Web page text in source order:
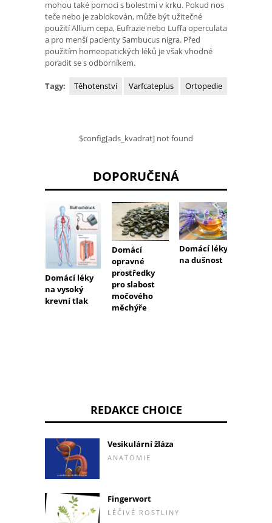
mohou také pomoci s bolestmi v krku. Pokud nos
teče nebo je zablokován, může být užitečné
použití Allium cepa, Eufrazie nebo Luffa operculata
a pro menší pacienty Sambucus nigra. Před
použitím homeopatických léků je však vhodné
poradit se s odborníkem.
Tagy: Těhotenství Varfcateplus Ortopedie
$config[ads_kvadrat] not found
DOPORUČENÁ
Domácí léky
na vysoký
krevní tlak
Domácí
opravné
prostředky
pro slabost
močového
měchýře
Domácí léky
na dušnost
REDAKCE CHOICE
Vesikulární žláza
ANATOMIE
Fingerwort
LÉČIVÉ ROSTLINY